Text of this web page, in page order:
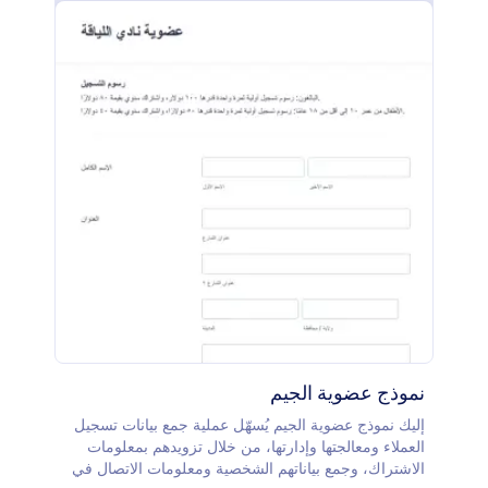
من إنشاء وتخصيص نموذج الندوة بما يتناسب مع احتياجاتها
التي توفرها Jotform، يمكن إضافة مختلف أنواع الحقول
والعناصر لجمع المعلومات المطلوبة من الحضور.بالإضافة
إلى ذلك، تتيح قدرات التكامل في Jotform نقل البيانات
وخدمات شهيرة مثل Google Drive، وSalesforce،
وDropbox، وغيرها.وتوفّر Jotform أيضًا ميزة التوقيع
الإلكتروني Jotform Sign، وهي أداة قوية تتيح للمنظمات
جمع التوقيعات الإلكترونية بسهولة على نموذج الندوة، مما
dir="auto" data-testid="conversation-turn-4" data-
للمنظمات الأدوات التي تحتاجها لإنشاء تجربة تسجيل
سلسة واحترافية لندواتها، مما يوفر الوقت والجهد مع
ضمان سير العملية بكفاءة.</article>
نموذج عضوية الجيم
إليك نموذج عضوية الجيم يُسهّل عملية جمع بيانات تسجيل
العملاء ومعالجتها وإدارتها، من خلال تزويدهم بمعلومات
الاشتراك، وجمع بياناتهم الشخصية ومعلومات الاتصال في